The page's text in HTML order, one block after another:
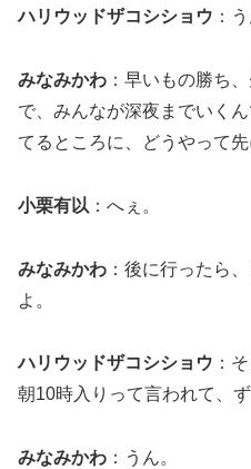
ハリウッドザコシショウ ：
みなみかわ ：早いもの勝ち
で、みんなが深夜までいく
てるところに、どうやって先
小栗有以 ：へぇ。
みなみかわ ：後に行ったら
よ。
ハリウッドザコシショウ ：
朝10時入りって言われて、ず
みなみかわ ：うん。